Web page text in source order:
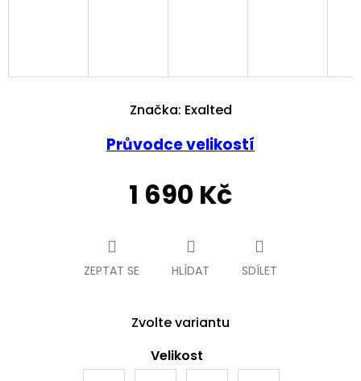
1 690 Kč
Zvolte variantu
Velikost
Průvodce velikostí
ZEPTAT SE HLÍDAT SDÍLET
Značka: Exalted